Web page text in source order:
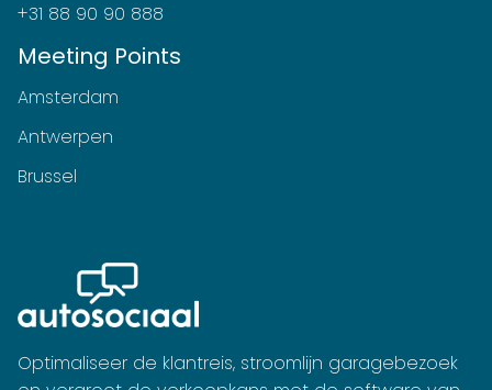
+31 88 90 90 888
Meeting Points
Amsterdam
Antwerpen
Brussel
Optimaliseer de klantreis, stroomlijn garagebezoek